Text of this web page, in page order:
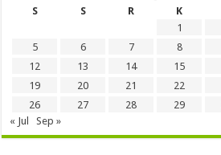
S
S R K
1
5
6 7 8
12
13 14 15
19
20 21 22
26
27 28 29
« Jul
Sep »